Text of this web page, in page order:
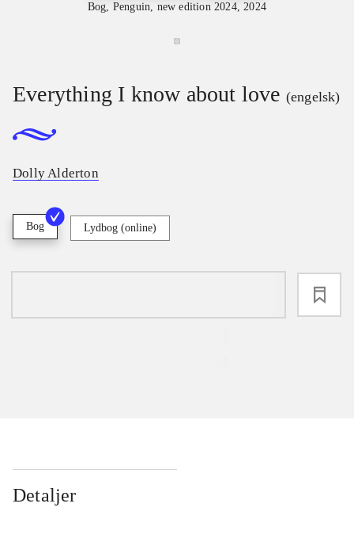
Bog, Penguin, new edition 2024, 2024
Everything I know about love (engelsk)
Dolly Alderton
Bog Lydbog (online)
Detaljer